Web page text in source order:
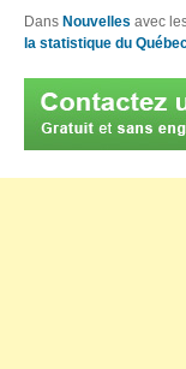
Dans Nouvelles avec
la statistique du